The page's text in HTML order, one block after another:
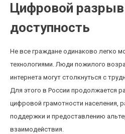
Цифровой разрыв
доступность
Не все граждане одинаково легко
технологиями. Люди пожилого
интернета могут столкнуться с
Для этого в России продолжается
цифровой грамотности населения,
поддержки и предоставлению
взаимодействия.